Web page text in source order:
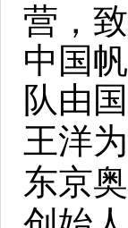
营，
中国
队由国
王洋
东京